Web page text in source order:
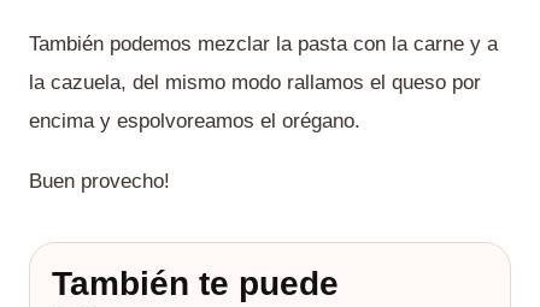
También podemos mezclar la pasta con la carne y a
la cazuela, del mismo modo rallamos el queso por
encima y espolvoreamos el orégano.
Buen provecho!
También te puede